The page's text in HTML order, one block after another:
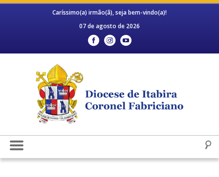
Caríssimo(a) irmão(ã), seja bem-vindo(a)!
07 de agosto de 2026